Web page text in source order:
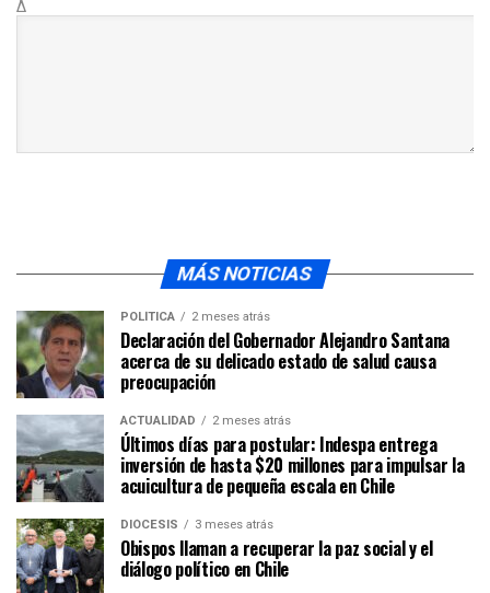
Δ
MÁS NOTICIAS
POLÍTICA 2 meses atrás
Declaración del Gobernador Alejandro Santana
acerca de su delicado estado de salud causa
preocupación
ACTUALIDAD 2 meses atrás
Últimos días para postular: Indespa entrega
inversión de hasta $20 millones para impulsar la
acuicultura de pequeña escala en Chile
DIÓCESIS 3 meses atrás
Obispos llaman a recuperar la paz social y el
diálogo político en Chile